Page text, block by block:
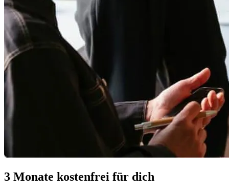
3 Monate kostenfrei für dich